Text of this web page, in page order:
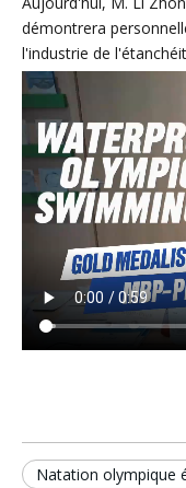
démontrera
l'industrie de
Natation olympique